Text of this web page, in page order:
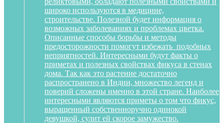
широко используются в медицине,
строительстве. Полезной будет информация о
возможных заболеваниях и проблемах цветка.
Описанные способы борьбы и методы
предосторожности помогут избежать подобных
неприятностей. Интересными будут факты о
приметах и полезных свойствах фикуса в стенах
дома. Так как это растение достаточно
распространено в Индии, множество легенд и
поверий сложены именно в этой стране. Наиболее
интересными являются приметы о том что фикус,
выращенный собственноручно одинокой
девушкой, сулит ей скорое замужество.